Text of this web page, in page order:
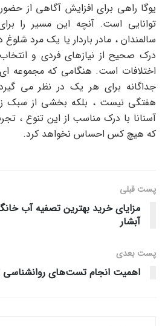
یوگا راهی برای افزایش آگاهی از
توانایی است. آنچه این مسیر را
سالمندان ، مادر باردار یا یک مرد
درک صحیح از نیازهای فردی و
اختلافات است. هنگامی که مجموعه
جداگانه برای هر یک در نظر می
هفتگی نیست ، بلکه بخشی از سبک
آسنانا با درک مناسب از این تنوع ،
که هیچ کس احساس نخواهد کرد.
پست قبلی
مزایای خرید بهترین تصفیه آب
آبشار
پست‌ بعدی
اهمیت انجام تست‌های روانشناسی